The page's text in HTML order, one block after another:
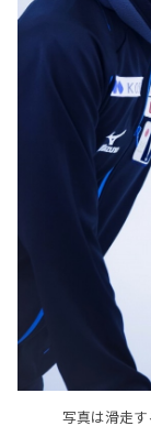
写真は滑走